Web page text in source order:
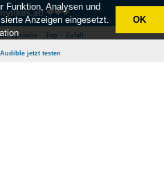
❤❤❤
Sprüche Top Zufall
jetzt testen
Funktion, Analysen und
Anzeigen eingesetzt.
OK